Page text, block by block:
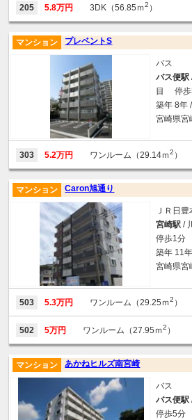
205 5.8万円 3DK（56.85ｍ2 ）
プレベントS
マンション
バス
バス便駅
目 停歩
築年 8年
宮崎県宮
303 5.2万円 ワンルーム（29.14ｍ2 ）
Caron旭通り
マンション
ＪＲ日豊
宮崎駅 /
停歩1分
築年 11
宮崎県宮
503 5.3万円 ワンルーム（29.25ｍ2 ）
502 5万円 ワンルーム（27.95ｍ2 ）
あかねヒルズ南宮崎
マンション
バス
バス便駅
停歩5分